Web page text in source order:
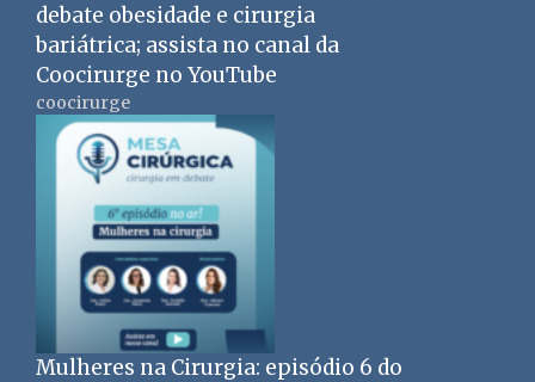
debate obesidade e cirurgia
bariátrica; assista no canal da
Coocirurge no YouTube
coocirurge
Mulheres na Cirurgia: episódio 6 do